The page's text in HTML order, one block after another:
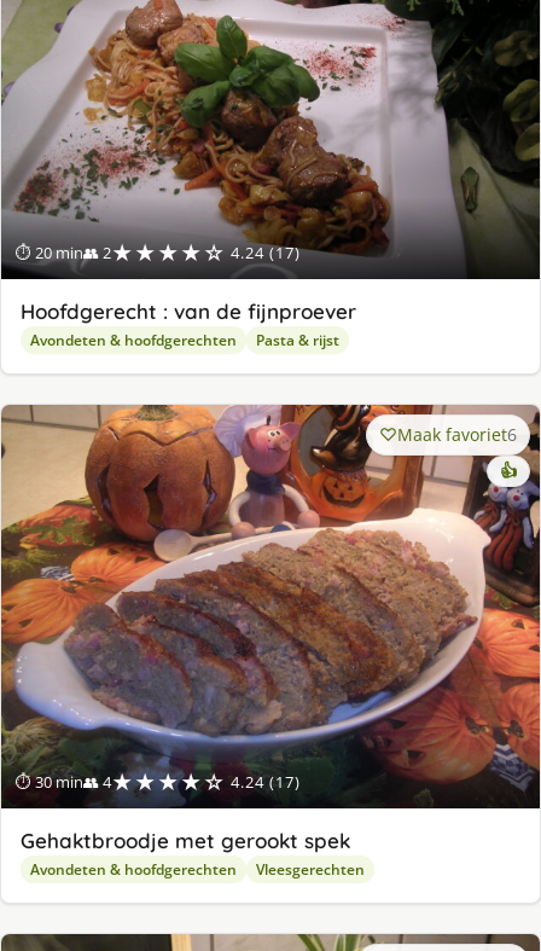
⏱ 20 min👥 2★★★★☆ 4.24 (17)
Hoofdgerecht : van de fijnproever
Avondeten & hoofdgerechten Pasta & rijst
⏱ 30 min👥 4★★★★☆ 4.24 (17)
Maak favoriet6
👍
Gehaktbroodje met gerookt spek
Avondeten & hoofdgerechten Vleesgerechten